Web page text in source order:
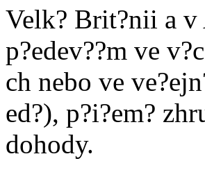
Velk? Brit?nii a v
p?edev??m ve
ch nebo ve
ed?), p?i?em?
dohody.